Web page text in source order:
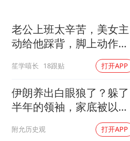
“新疆阿勒
江苏发布
向鹏0-3不
今日立秋
东方之约
老公上班太辛苦，美女主
动给他踩背，脚上动作太
笙学嘻长 18跟贴 打开APP
伊朗养出白眼狼了？躲了
半年的领袖，家底被以色
附允历史观 打开APP